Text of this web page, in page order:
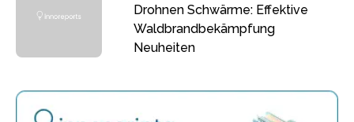
Drohnen Schwärme: Effektive
Waldbrandbekämpfung
Neuheiten